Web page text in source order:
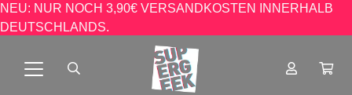
NEU: NUR NOCH 3,90€ VERSANDKOSTEN INNERHALB
DEUTSCHLANDS.